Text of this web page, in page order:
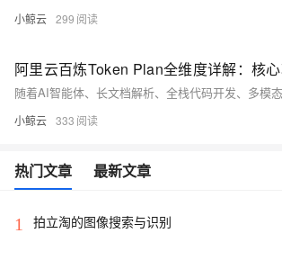
小鲸云 299
小鲸云 333
热门文章 最新文章
1 拍立淘的图像搜索与识别